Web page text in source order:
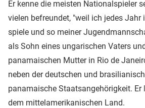
Er kenne die meisten Nationalspieler
vielen befreundet, "weil ich jedes
spiele und so meiner
als Sohn eines ungarischen Vaters
panamaischen Mutter in Rio de
neben der deutschen und
panamaische Staatsangehörigkeit. Er
dem mittelamerikanischen Land.